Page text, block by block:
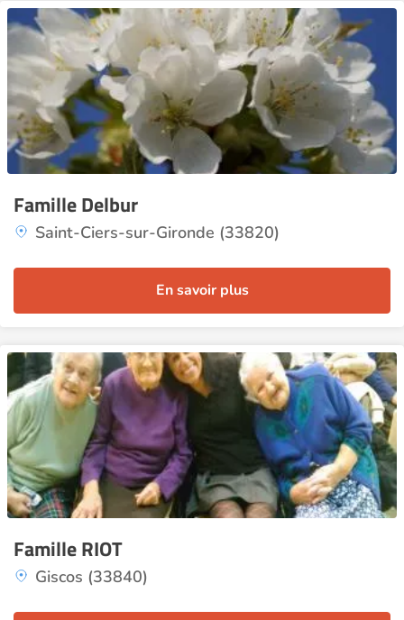
Famille Delbur
Saint-Ciers-sur-Gironde (33820)
En savoir plus
Famille RIOT
Giscos (33840)